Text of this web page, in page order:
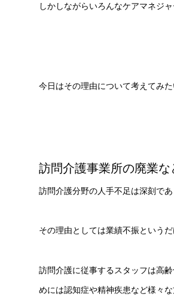
しかしながらいろんなケアマネジ
今日はその理由について考えてみた
訪問介護事業所の廃業
訪問介護分野の人手不足は深刻で
その理由としては業績不振という
訪問介護に従事するスタッフは高
めには認知症や精神疾患など様々